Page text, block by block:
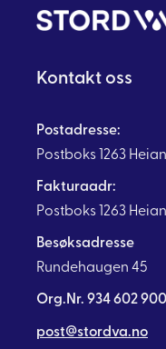
Kontakt oss
Postadresse:
Postboks 1263
Fakturaadr:
Postboks 1263
Besøksadresse
Rundehaugen 45
Org.Nr. 934 602 900
post@stordva.no